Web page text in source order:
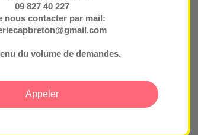
09 827 40 227
nous contacter par mail:
du volume de demandes.
Appeler